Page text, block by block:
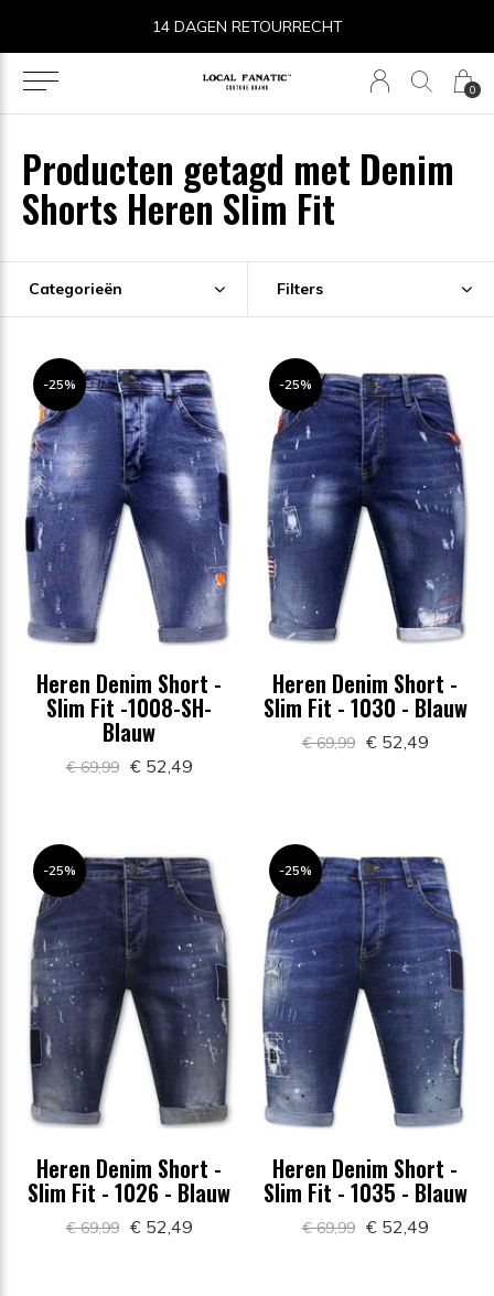
0
14 DAGEN RETOURRECHT
Producten getagd met Denim
Shorts Heren Slim Fit
Categorieën Filters
-25%
Heren Denim Short -
Slim Fit -1008-SH-
Blauw
€ 69,99 € 52,49
-25%
Heren Denim Short -
Slim Fit - 1030 - Blauw
€ 69,99 € 52,49
-25%
Heren Denim Short -
Slim Fit - 1026 - Blauw
€ 69,99 € 52,49
-25%
Heren Denim Short -
Slim Fit - 1035 - Blauw
€ 69,99 € 52,49